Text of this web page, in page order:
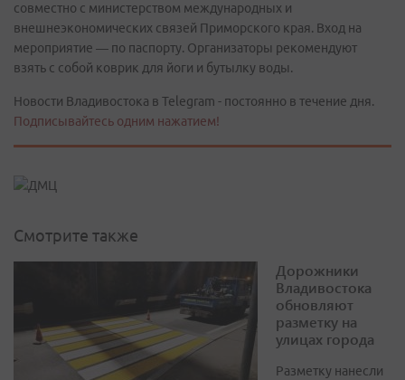
совместно с министерством международных и
внешнеэкономических связей Приморского края. Вход на
мероприятие — по паспорту. Организаторы рекомендуют
взять с собой коврик для йоги и бутылку воды.
Новости Владивостока в Telegram - постоянно в течение дня.
Подписывайтесь одним нажатием!
Смотрите также
Дорожники
Владивостока
обновляют
разметку на
улицах города
Разметку нанесли